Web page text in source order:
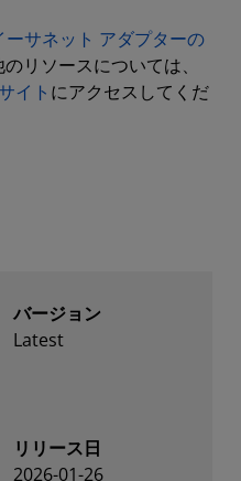
サネット アダプターの
リソースについては、
イト にアクセスしてくだ
バージョン
Latest
リリース日
2026-01-26